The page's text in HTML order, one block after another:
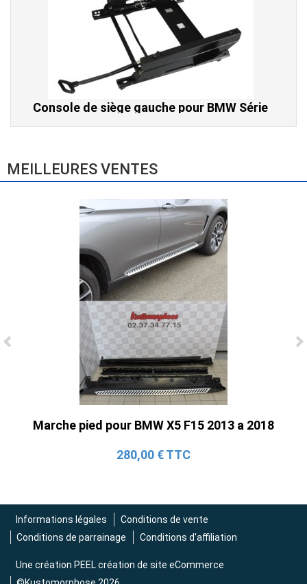
Ligne Cat-Back Active 4 Sorties avec
Tube en H pour Ford Mustang GT & V6
(2015-2023)
2 690,00 € TTC
Console de siège gauche pour BMW Série
3 E46 (hors Cabriolet et CSL) et BMW X3
E83 (2004-2010)
MEILLEURES VENTES
Marche pied pour BMW X5 F15 2013 a 2018
280,00 € TTC
Informations légales
Conditions de vente
Conditions de parrainage
Conditions d'affiliation
Une création PEEL création de site eCommerce